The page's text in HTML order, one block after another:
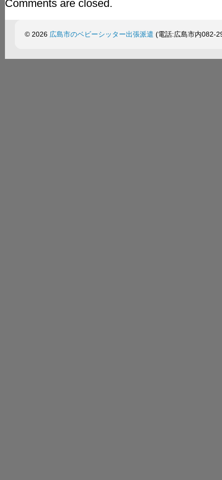
Comments are closed.
© 2026 広島市のベビーシッター出張派遣 (電話:広島市内082-